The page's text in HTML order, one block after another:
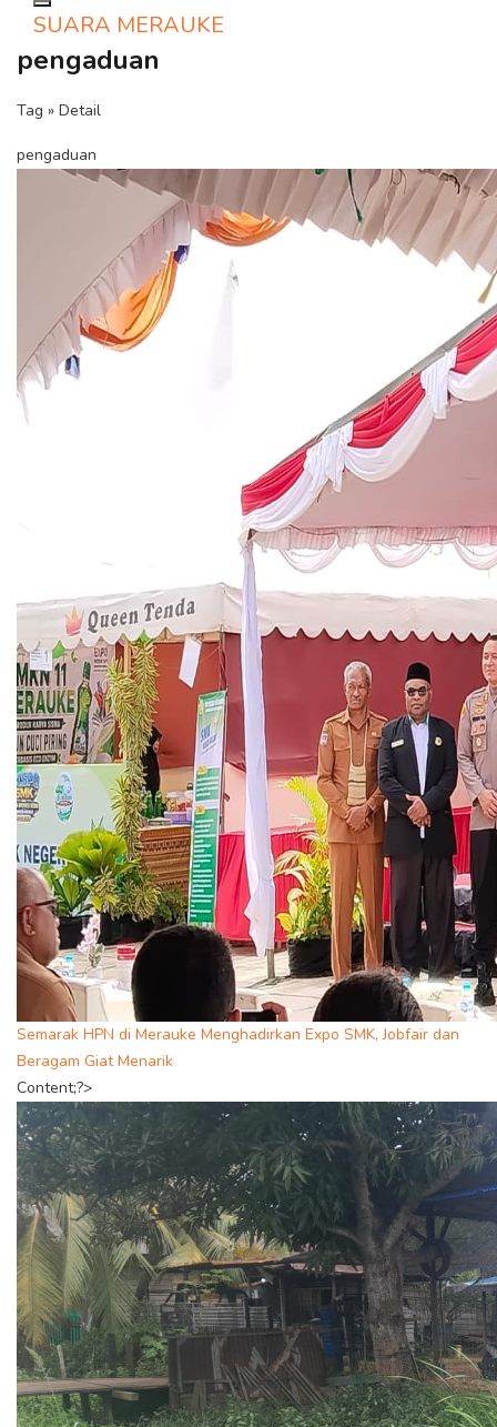
Toggle navigation
SUARA MERAUKE
pengaduan
Tag » Detail
pengaduan
Semarak HPN di Merauke Menghadirkan Expo SMK, Jobfair dan
Beragam Giat Menarik
Content;?>